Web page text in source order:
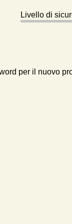
Livello di
per il nuovo